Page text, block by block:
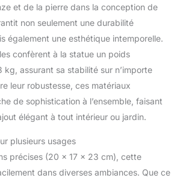
et de la pierre dans la conception de
non seulement une durabilité
également une esthétique intemporelle.
confèrent à la statue un poids
kg, assurant sa stabilité sur n’importe
leur robustesse, ces matériaux
de sophistication à l’ensemble, faisant
élégant à tout intérieur ou jardin.
plusieurs usages
précises (20 x 17 x 23 cm), cette
dans diverses ambiances. Que ce